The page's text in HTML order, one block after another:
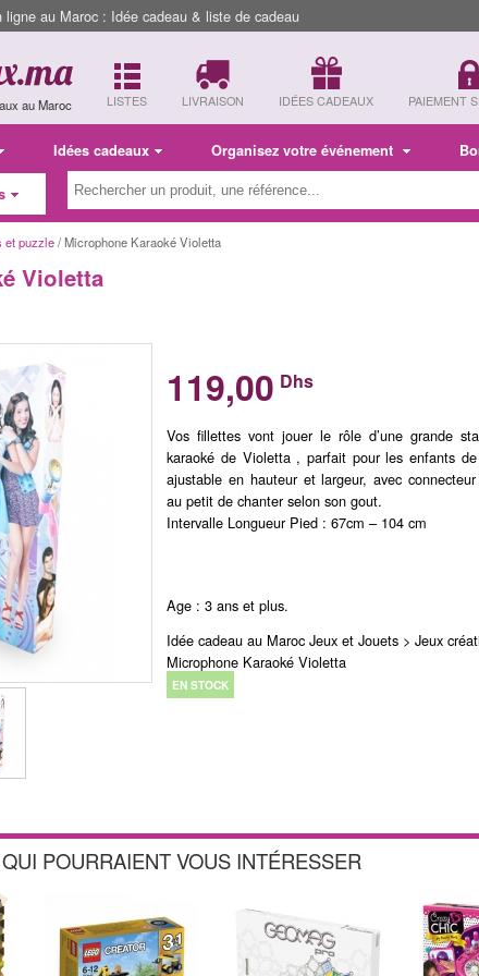
au Maroc : Idée cadeau & liste de cadeau
au Maroc LISTES LIVRAISON IDÉES CADEAUX PAIEMENT
Idées cadeaux Organisez votre événement
et puzzle/ Microphone Karaoké Violetta
Violetta
119,00 Dhs
Vos fillettes vont jouer le rôle d’une grande
karaoké de Violetta , parfait pour les enfants
ajustable en hauteur et largeur, avec
au petit de chanter selon son gout.
Intervalle Longueur Pied : 67cm – 104 cm
Age : 3 ans et plus.
Idée cadeau au Maroc Jeux et Jouets > Jeux
Microphone Karaoké Violetta
EN STOCK
POURRAIENT VOUS INTÉRESSER